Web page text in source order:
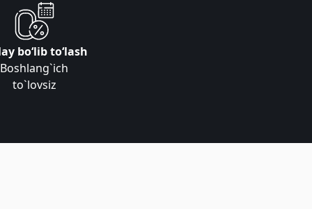
bo‘lib to‘lash
Boshlang`ich
to`lovsiz